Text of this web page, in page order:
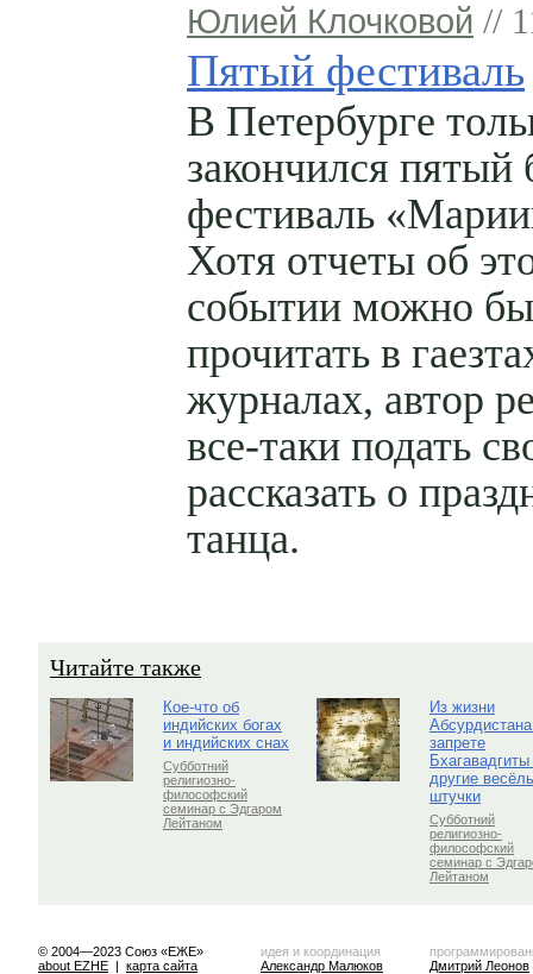
Юлией Клочковой //
Пятый фестиваль
В Петербурге
закончился пятый
фестиваль
Хотя отчеты об
событии можно
прочитать в
журналах, автор
все-таки подать
рассказать о
танца.
Читайте также
Кое-что об
индийских богах
и индийских снах
Субботний
религиозно-
философский
семинар с Эдгаром
Лейтаном
Из жизни
запрете
Бхагавадгиты
другие
штучки
Субботний
религиозно-
философский
семинар с
Лейтаном
© 2004—2023 Союз «ЕЖЕ»
about EZHE | карта сайта
идея и координация
Александр Малюков
Дмитрий Леонов